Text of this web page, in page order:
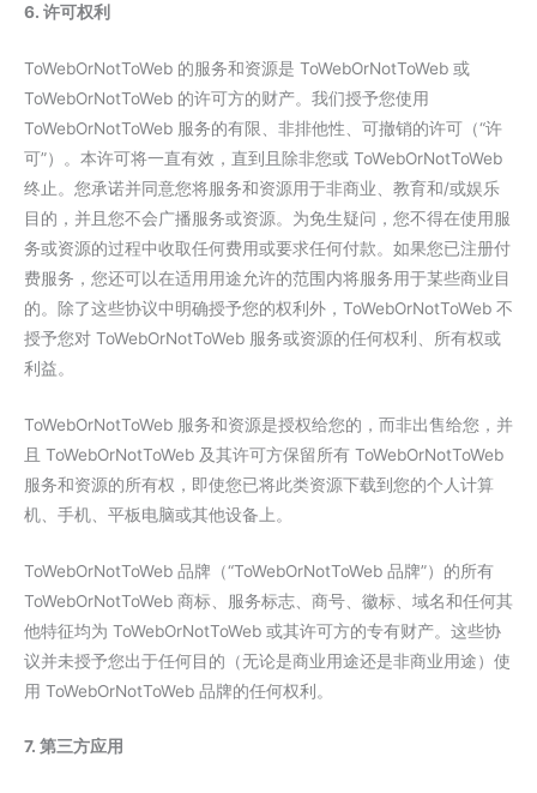
6. 许可权利
ToWebOrNotToWeb 的服务和资源是 ToWebOrNotToWeb 或
ToWebOrNotToWeb 的许可方的财产。我们授予您使用
ToWebOrNotToWeb 服务的有限、非排他性、可撤销的许可（“许
可”）。本许可将一直有效，直到且除非您或 ToWebOrNotToWeb
终止。您承诺并同意您将服务和资源用于非商业、教育和/或娱乐
目的，并且您不会广播服务或资源。为免生疑问，您不得在使用服
务或资源的过程中收取任何费用或要求任何付款。如果您已注册付
费服务，您还可以在适用用途允许的范围内将服务用于某些商业目
的。除了这些协议中明确授予您的权利外，ToWebOrNotToWeb 不
授予您对 ToWebOrNotToWeb 服务或资源的任何权利、所有权或
利益。
ToWebOrNotToWeb 服务和资源是授权给您的，而非出售给您，并
且 ToWebOrNotToWeb 及其许可方保留所有 ToWebOrNotToWeb
服务和资源的所有权，即使您已将此类资源下载到您的个人计算
机、手机、平板电脑或其他设备上。
ToWebOrNotToWeb 品牌（“ToWebOrNotToWeb 品牌”）的所有
ToWebOrNotToWeb 商标、服务标志、商号、徽标、域名和任何其
他特征均为 ToWebOrNotToWeb 或其许可方的专有财产。这些协
议并未授予您出于任何目的（无论是商业用途还是非商业用途）使
用 ToWebOrNotToWeb 品牌的任何权利。
7. 第三方应用